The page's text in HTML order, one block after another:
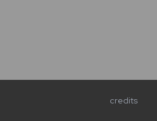
credits